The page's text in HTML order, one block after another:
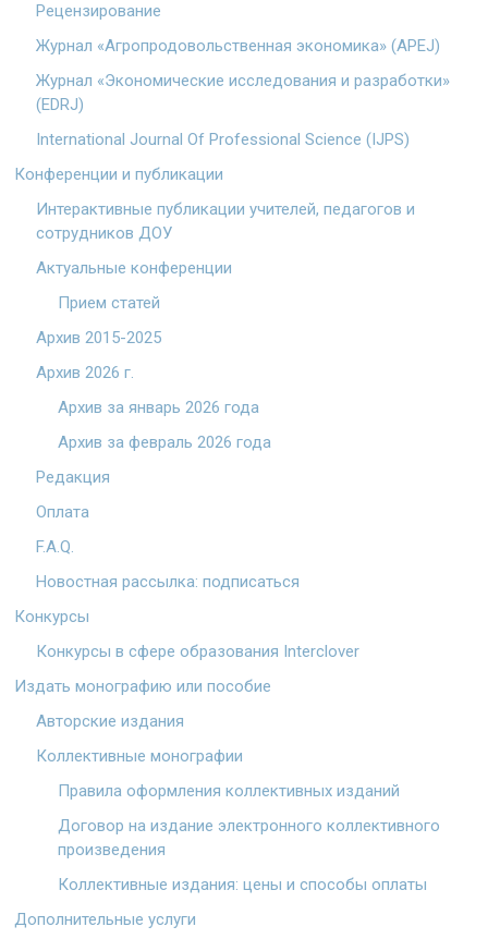
Рецензирование
Журнал «Агропродовольственная экономика» (APEJ)
Журнал «Экономические исследования и разработки»
(EDRJ)
International Journal Of Professional Science (IJPS)
Конференции и публикации
Интерактивные публикации учителей, педагогов и
сотрудников ДОУ
Актуальные конференции
Прием статей
Архив 2015-2025
Архив 2026 г.
Архив за январь 2026 года
Архив за февраль 2026 года
Редакция
Оплата
F.A.Q.
Новостная рассылка: подписаться
Конкурсы
Конкурсы в сфере образования Interclover
Издать монографию или пособие
Авторские издания
Коллективные монографии
Правила оформления коллективных изданий
Договор на издание электронного коллективного
произведения
Коллективные издания: цены и способы оплаты
Дополнительные услуги